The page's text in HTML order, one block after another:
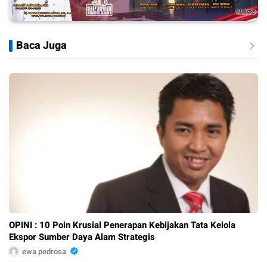
Baca Juga
OPINI : 10 Poin Krusial Penerapan Kebijakan Tata Kelola
Ekspor Sumber Daya Alam Strategis
ewa pedrosa